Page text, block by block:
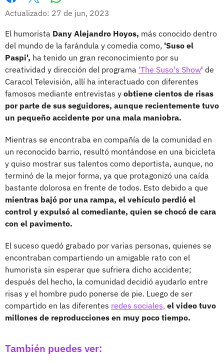
Facebook
X
Actualizado: 27 de jun, 2023
El humorista Dany Alejandro Hoyos, más conocido dentro
del mundo de la farándula y comedia como, 'Suso el
Paspi', ha tenido un gran reconocimiento por su
creatividad y dirección del programa 'The Suso's Show' de
Caracol Televisión, allí ha interactuado con diferentes
famosos mediante entrevistas y obtiene cientos de risas
por parte de sus seguidores, aunque recientemente tuvo
un pequeño accidente por una mala maniobra.
Mientras se encontraba en compañía de la comunidad en
un reconocido barrio, resultó montándose en una bicicleta
y quiso mostrar sus talentos como deportista, aunque, no
terminó de la mejor forma, ya que protagonizó una caída
bastante dolorosa en frente de todos. Esto debido a que
mientras bajó por una rampa, el vehículo perdió el
control y expulsó al comediante, quien se chocó de cara
con el pavimento.
El suceso quedó grabado por varias personas, quienes se
encontraban compartiendo un amigable rato con el
humorista sin esperar que sufriera dicho accidente;
después del hecho, la comunidad decidió ayudarlo entre
risas y el hombre pudo ponerse de pie. Luego de ser
compartido en las diferentes redes sociales, el video tuvo
millones de reproducciones en muy poco tiempo.
También puedes ver: